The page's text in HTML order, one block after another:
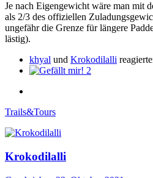
Je nach Eigengewicht wäre man mit
als 2/3 des offiziellen
ungefähr die Grenze für längere
lästig).
khyal und Krokodilalli
2
Trails&Tours
Krokodilalli